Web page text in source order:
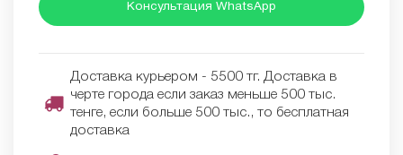
Консультация WhatsApp
Доставка курьером - 5500 тг. Доставка в
черте города если заказ меньше 500 тыс.
тенге, если больше 500 тыс., то бесплатная
доставка